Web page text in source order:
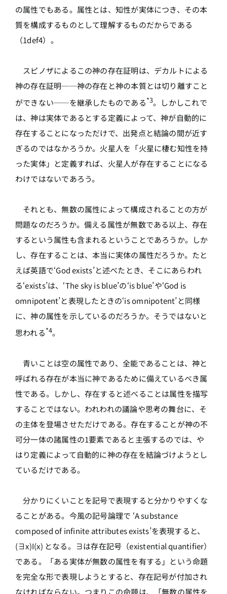
の属性でもある。属性とは、知性が実体につき、その本
質を構成するものとして理解するものだからである
（1def4）。
スピノザによるこの神の存在証明は、デカルトによる
神の存在証明──神の存在と神の本質とは切り離すこと
ができない──を継承したものである*3。しかしこれで
は、神は実体であるとする定義によって、神が自動的に
存在することになっただけで、出発点と結論の間が近す
ぎるのではなかろうか。火星人を「火星に棲む知性を持
った実体」と定義すれば、火星人が存在することになる
わけではないであろう。
それとも、無数の属性によって構成されることの方が
問題なのだろうか。備える属性が無数である以上、存在
するという属性も含まれるということであろうか。しか
し、存在することは、本当に実体の属性だろうか。たと
えば英語で‘God exists’と述べたとき、そこにあらわれ
る‘exists’は、‘The sky is blue’の‘is blue’や‘God is
omnipotent’と表現したときの‘is omnipotent’と同様
に、神の属性を示しているのだろうか。そうではないと
思われる*4。
青いことは空の属性であり、全能であることは、神と
呼ばれる存在が本当に神であるために備えているべき属
性である。しかし、存在すると述べることは属性を描写
することではない。われわれの議論や思考の舞台に、そ
の主体を登場させただけである。存在することが神の不
可分一体の諸属性の1要素であると主張するのでは、や
はり定義によって自動的に神の存在を結論づけようとし
ているだけである。
分かりにくいことを記号で表現すると分かりやすくな
ることがある。今風の記号論理で ‘A substance
composed of infinite attributes exists’を表現すると、
(∃x)I(x) となる。∃は存在記号（existential quantifier）
である。「ある実体が無数の属性を有する」という命題
を完全な形で表現しようとすると、存在記号が付加され
なければならない。つまりこの命題は、「無数の属性を